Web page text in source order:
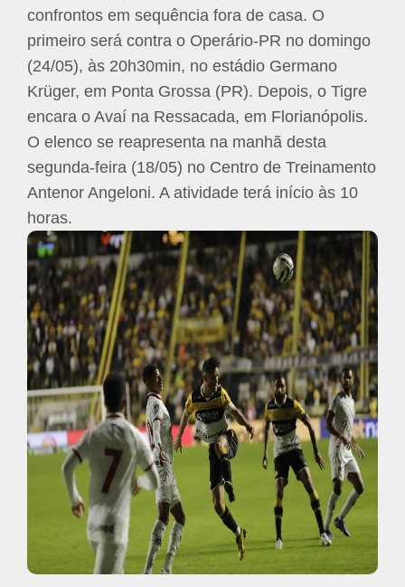
confrontos em sequência fora de casa. O
primeiro será contra o Operário-PR no domingo
(24/05), às 20h30min, no estádio Germano
Krüger, em Ponta Grossa (PR). Depois, o Tigre
encara o Avaí na Ressacada, em Florianópolis.
O elenco se reapresenta na manhã desta
segunda-feira (18/05) no Centro de Treinamento
Antenor Angeloni. A atividade terá início às 10
horas.